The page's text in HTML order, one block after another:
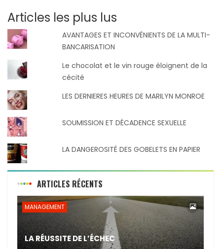
Articles les plus lus
AVANTAGES ET INCONVÉNIENTS DE LA MULTI-
BANCARISATION
Le chocolat et le vin rouge éloignent de la
cécité
LES DERNIERES HEURES DE MARILYN MONROE
SOUMISSION ET DÉCADENCE SEXUELLE
LA DANGEROSITÉ DES GOBELETS EN PAPIER
ARTICLES RÉCENTS
MANAGEMENT
LA RÉUSSITE DE L’ÉCHEC